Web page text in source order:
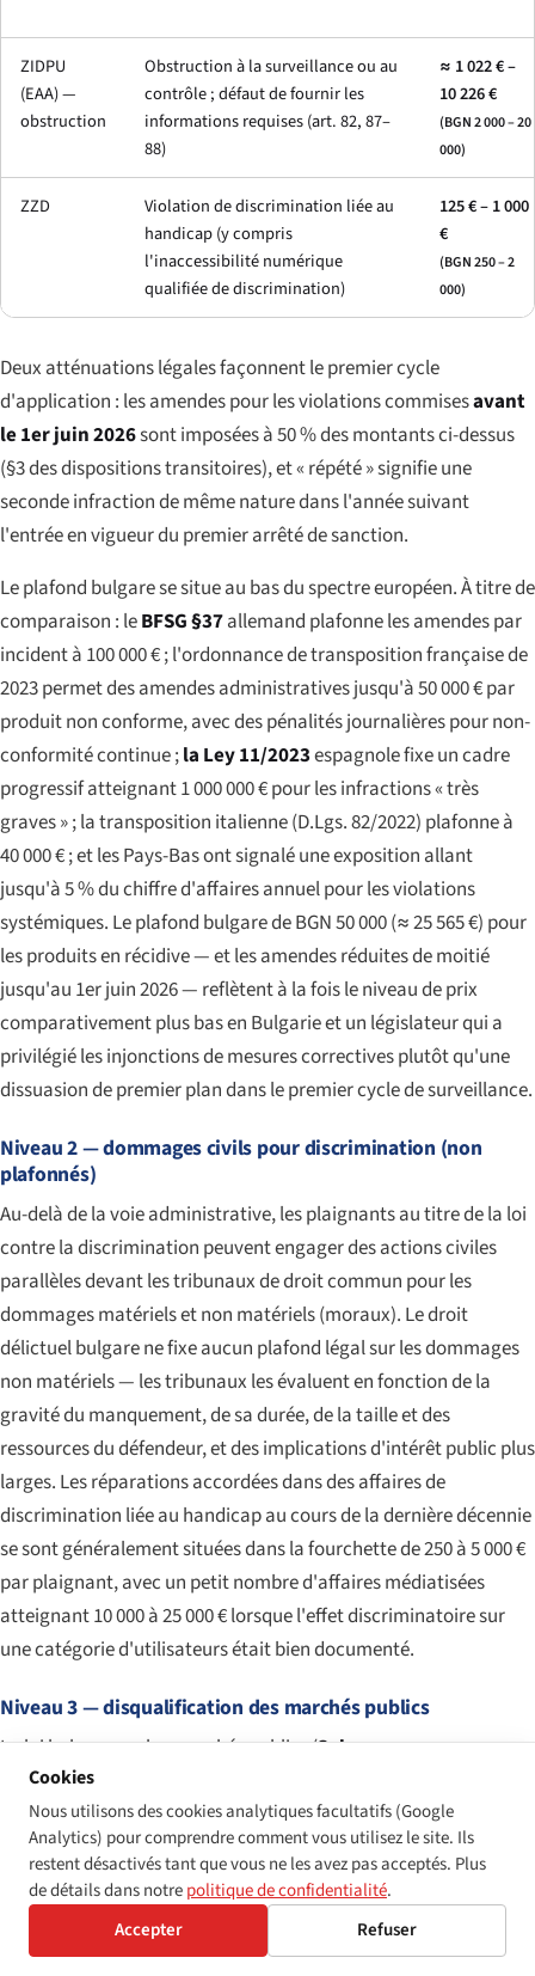
ZIDPU
(EAA) —
obstruction
Obstruction à la surveillance ou au
contrôle ; défaut de fournir les
informations requises (art. 82, 87–
88)
≈ 1 022 € –
10 226 €
(BGN 2 000 – 20
000)
ZZD
Violation de discrimination liée au
handicap (y compris
l'inaccessibilité numérique
qualifiée de discrimination)
125 € – 1 000
€
(BGN 250 – 2
000)
Deux atténuations légales façonnent le premier cycle
d'application : les amendes pour les violations commisesavant
le 1er juin 2026sont imposées à 50 % des montants ci-dessus
(§3 des dispositions transitoires), et « répété » signifie une
seconde infraction de même nature dans l'année suivant
l'entrée en vigueur du premier arrêté de sanction.
Le plafond bulgare se situe au bas du spectre européen. À titre de
comparaison : leBFSG §37allemand plafonne les amendes par
incident à 100 000 € ; l'ordonnance de transposition française de
2023 permet des amendes administratives jusqu'à 50 000 € par
produit non conforme, avec des pénalités journalières pour non-
conformité continue ;la Ley 11/2023espagnole fixe un cadre
progressif atteignant 1 000 000 € pour les infractions « très
graves » ; la transposition italienne (D.Lgs. 82/2022) plafonne à
40 000 € ; et les Pays-Bas ont signalé une exposition allant
jusqu'à 5 % du chiffre d'affaires annuel pour les violations
systémiques. Le plafond bulgare de BGN 50 000 (≈ 25 565 €) pour
les produits en récidive — et les amendes réduites de moitié
jusqu'au 1er juin 2026 — reflètent à la fois le niveau de prix
comparativement plus bas en Bulgarie et un législateur qui a
privilégié les injonctions de mesures correctives plutôt qu'une
dissuasion de premier plan dans le premier cycle de surveillance.
Niveau 2 — dommages civils pour discrimination (non
plafonnés)
Au-delà de la voie administrative, les plaignants au titre de la loi
contre la discrimination peuvent engager des actions civiles
parallèles devant les tribunaux de droit commun pour les
dommages matériels et non matériels (moraux). Le droit
délictuel bulgare ne fixe aucun plafond légal sur les dommages
non matériels — les tribunaux les évaluent en fonction de la
gravité du manquement, de sa durée, de la taille et des
ressources du défendeur, et des implications d'intérêt public plus
larges. Les réparations accordées dans des affaires de
discrimination liée au handicap au cours de la dernière décennie
se sont généralement situées dans la fourchette de 250 à 5 000 €
par plaignant, avec un petit nombre d'affaires médiatisées
atteignant 10 000 à 25 000 € lorsque l'effet discriminatoire sur
une catégorie d'utilisateurs était bien documenté.
Niveau 3 — disqualification des marchés publics
La loi bulgare sur les marchés publics (Закон за
обществените поръчки
européennes sur la commande publique, oblige les pouvoirs
adjudicateurs à prendre en compte l'accessibilité dès le stade de
la spécification technique et permet la disqualification des
soumissionnaires reconnus coupables de fautes professionnelles
graves — une catégorie qui inclut les décisions de discrimination
Cookies
Nous utilisons des cookies analytiques facultatifs (Google
Analytics) pour comprendre comment vous utilisez le site. Ils
restent désactivés tant que vous ne les avez pas acceptés. Plus
de détails dans notrepolitique de confidentialité.
Accepter
Refuser